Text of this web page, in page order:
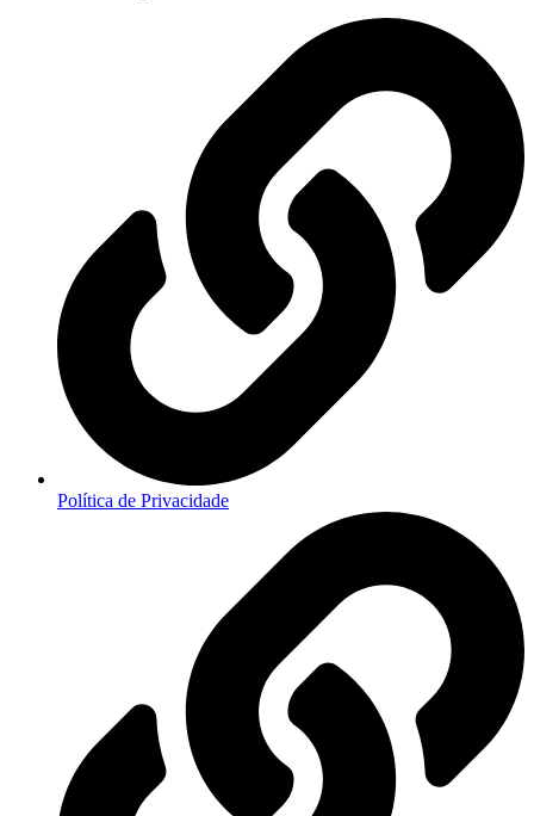
Política de Privacidade